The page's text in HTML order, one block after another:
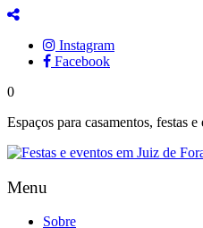
Instagram
Facebook
0
Espaços para casamentos, festas
Menu
Sobre